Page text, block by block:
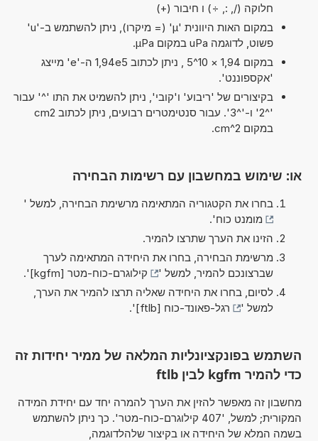
חלוקה (/, :, ÷) ו חיבור (+)
במקום האות היוונית 'µ' (= מיקרו), ניתן להשתמש ב-'u'
פשוט, לדוגמה uPa במקום µPa.
במקום 1,94 × 10^5 , ניתן לכתוב 1,94e5 ה-'e' מייצג
'אקספוננט'.
בקיצורים של 'ריבוע' ו'קובי', ניתן להשמיט את התו '^' עבור
'^2' ו-'^3'. עבור סנטימטרים רבועים, ניתן לכתוב cm2
במקום cm^2.
או: שימוש במחשבון עם רשימות הבחירה
בחרו את הקטגוריה המתאימה מרשימת הבחירה, למשל '
מומנט כוח'.
הזינו את הערך שתרצו להמיר.
מרשימת הבחירה, בחרו את היחידה המתאימה לערך
שברצונכם להמיר, למשל '
קילוגרם-כוח-מטר [kgfm]
'.
לסיום, בחרו את היחידה שאליה תרצו להמיר את הערך,
למשל '
רגל-פאונד-כוח [ftlb] '.
השתמש בפונקציונליות המלאה של ממיר יחידות זה
כדי להמיר kgfm לבין ftlb
מחשבון זה מאפשר להזין את הערך להמרה יחד עם יחידת המידה
המקורית; למשל, '407 קילוגרם-כוח-מטר'. כך ניתן להשתמש
בשמה המלא של היחידה או בקיצור שלהלדוגמה,